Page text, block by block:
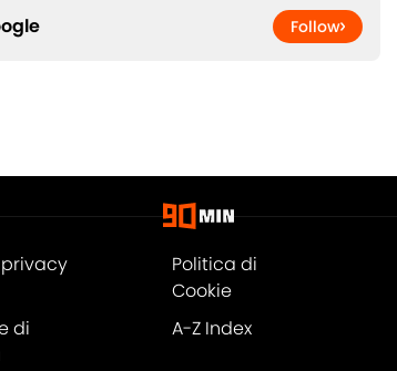
Follow
Politica di
Cookie
di
A-Z Index